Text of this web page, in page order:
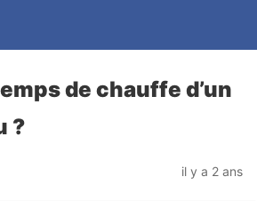
de chauffe d’un
?
il y a 2 ans